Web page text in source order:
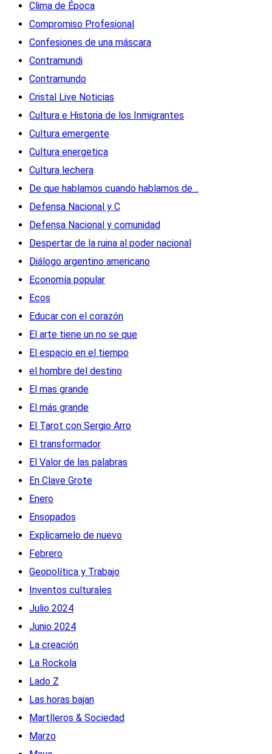
Clima de Época
Compromiso Profesional
Confesiones de una máscara
Contramundi
Contramundo
Cristal Live Noticias
Cultura e Historia de los Inmigrantes
Cultura emergente
Cultura energetica
Cultura lechera
De que hablamos cuando hablamos de…
Defensa Nacional y C
Defensa Nacional y comunidad
Despertar de la ruina al poder nacional
Diálogo argentino americano
Economía popular
Ecos
Educar con el corazón
El arte tiene un no se que
El espacio en el tiempo
el hombre del destino
El mas grande
El más grande
El Tarot con Sergio Arro
El transformador
El Valor de las palabras
En Clave Grote
Enero
Ensopados
Explicamelo de nuevo
Febrero
Geopolítica y Trabajo
Inventos culturales
Julio 2024
Junio 2024
La creación
La Rockola
Lado Z
Las horas bajan
Martlleros & Sociedad
Marzo